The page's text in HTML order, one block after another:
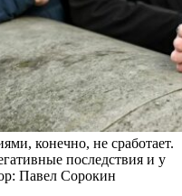
конечно, не сработает.
последствия и у
Павел Сорокин